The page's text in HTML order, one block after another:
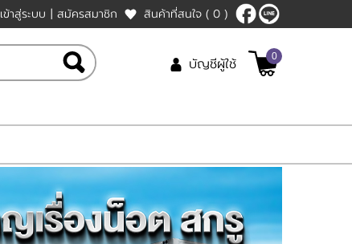
เข้าสู่ระบบ | สมัครสมาชิก สินค้าที่สนใจ ( 0 )
บัญชีผู้ใช้ 0